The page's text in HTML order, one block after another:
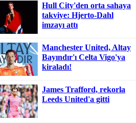
Hull City'den orta sahaya
takviye: Hjerto-Dahl
imzayı attı
Manchester United, Altay
Bayındır'ı Celta Vigo'ya
kiraladı!
James Trafford, rekorla
Leeds United'a gitti